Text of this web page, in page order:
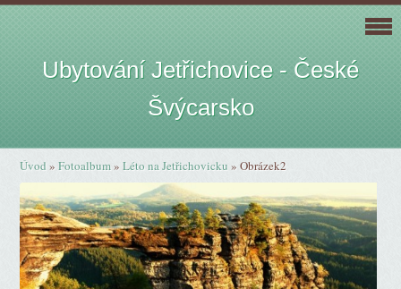
Ubytování Jetřichovice - České
Švýcarsko
Úvod »Fotoalbum»Léto na Jetřichovicku »Obrázek2